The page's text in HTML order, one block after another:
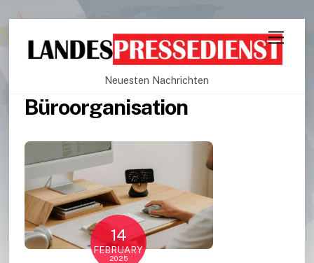
Neuesten Nachrichten
Büroorganisation
14
FEBRUARY
2025